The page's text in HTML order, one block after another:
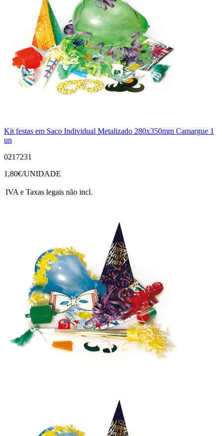
Kit festas em Saco Individual Metalizado 280x350mm Camargue 1
un
0217231
1,80€/UNIDADE
IVA e Taxas legais não incl.